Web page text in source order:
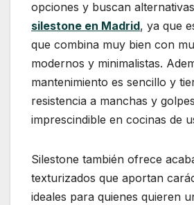
opciones y buscan
silestone en Madrid, ya que
que combina muy bien con
modernos y minimalistas.
mantenimiento es sencillo y
resistencia a manchas y
imprescindible en cocinas de
Silestone también ofrece
texturizados que aportan
ideales para quienes quieren